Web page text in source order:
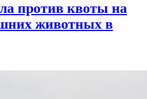
против квоты на
животных в